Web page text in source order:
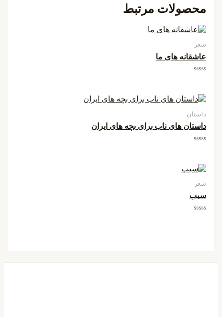
محصولات مرتبط
شعر
عاشقانه های ما
5
داستان
داستان های ناب برای بچه های ایران
5
شعر
سیب